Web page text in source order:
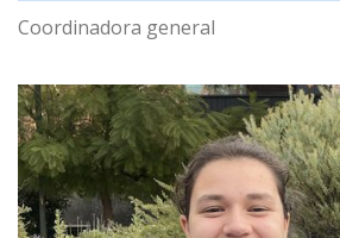
Coordinadora general